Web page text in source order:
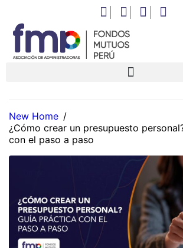
New Home /
¿Cómo crear un presupuesto
con el paso a paso